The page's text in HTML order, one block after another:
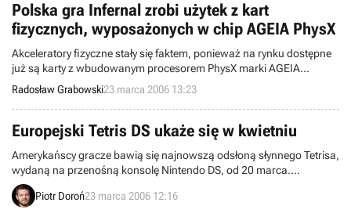
Polska gra Infernal zrobi użytek z kart
fizycznych, wyposażonych w chip AGEIA PhysX
Akceleratory fizyczne stały się faktem, ponieważ na rynku dostępne
już są karty z wbudowanym procesorem PhysX marki AGEIA
Technologies. Przedstawiciele tej firmy przy okazji ogłosili, że z
opracowanej przez nich technologii korzystają ludzie z polskiego
studia developerskiego Metropolis Software podczas tworzenia
nowego produktu elektroniczno-rozrywkowego.
Radosław Grabowski23 marca 2006 13:23
Europejski Tetris DS ukaże się w kwietniu
Amerykańscy gracze bawią się najnowszą odsłoną słynnego Tetrisa,
wydaną na przenośną konsolę Nintendo DS, od 20 marca.
Europejczyjkom nie pozostaje nic innego, jak czekać – Tetris DS
wydany zostanie u nas dopiero 21 kwietnia.
Piotr Doroń23 marca 2006 12:16